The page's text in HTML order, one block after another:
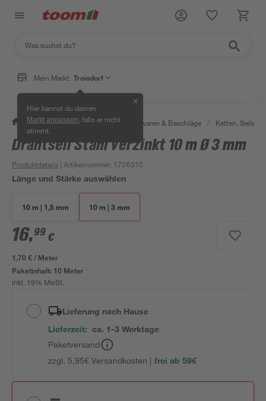
Mein Markt: Troisdorf
Hier kannst du deinen
Markt anpassen , falls er nicht
stimmt.
✕
/ Werkstatt & Maschinen / Eisenwaren & Beschläge / Ketten, Seile &
Drahtseil Stahl verzinkt 10 m Ø 3 mm
Produktdetails | Artikelnummer: 1706310
Länge und Stärke auswählen
10 m | 1,5 mm 10 m | 3 mm
16,99 €
1,70 € / Meter
Paketinhalt: 10 Meter
inkl. 19% MwSt.
Lieferung nach Hause
Lieferzeit: ca. 1-3 Werktage
Paketversand
zzgl. 5,95€ Versandkosten | frei ab 59€